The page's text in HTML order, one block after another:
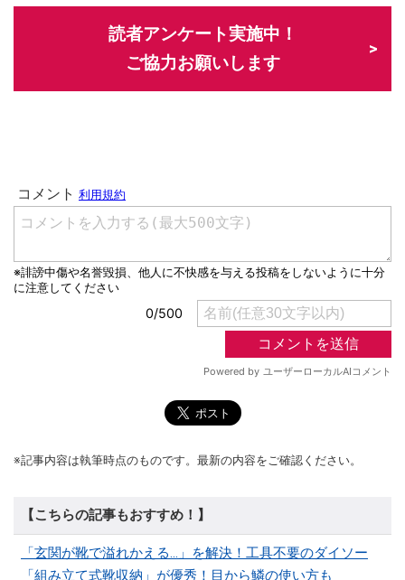
読者アンケート実施中！
ご協力お願いします
※記事内容は執筆時点のものです。最新の内容をご確認ください。
【こちらの記事もおすすめ！】
「玄関が靴で溢れかえる…」を解決！工具不要のダイソー
「組み立て式靴収納」が優秀！目から鱗の使い方も